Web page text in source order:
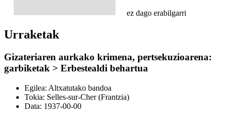
ez dago erabilgarri
Urraketak
Gizateriaren aurkako krimena, pertsekuzioarena:
garbiketak > Erbestealdi behartua
Egilea: Altxatutako bandoa
Tokia: Selles-sur-Cher (Frantzia)
Data: 1937-00-00